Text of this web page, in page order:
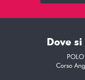
Dove
POLO
Corso